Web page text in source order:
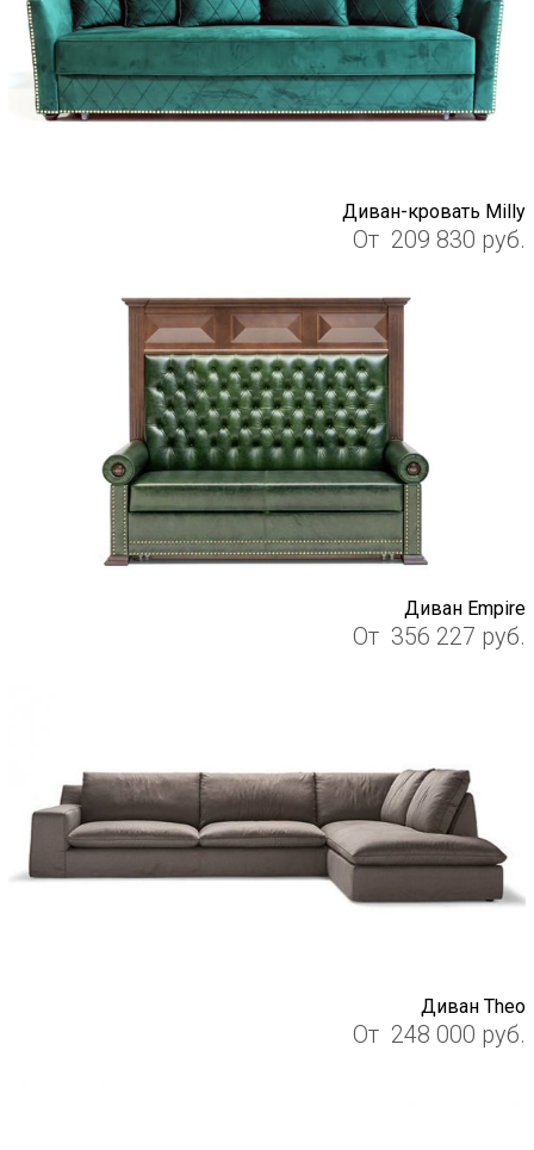
Диван-кровать Milly
От 209 830 руб.
Диван Empire
От 356 227 руб.
Диван Theo
От 248 000 руб.